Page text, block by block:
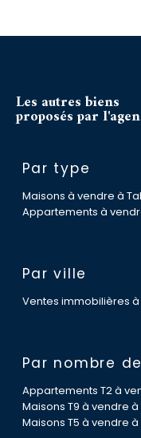
Les autres biens
proposés par
Par type
Maisons à vendre à
Appartements à
Par ville
Ventes immobilières
Par nombre
Appartements T2 à
Maisons T9 à vendre
Maisons T5 à vendre